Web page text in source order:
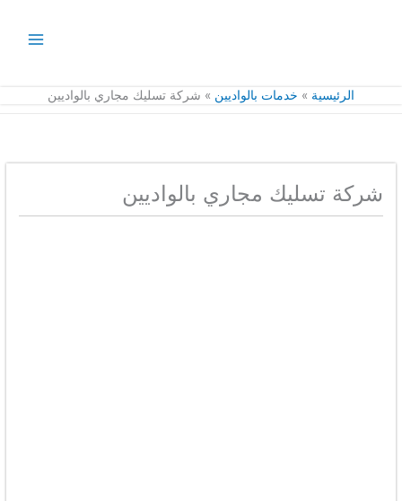
الرئيسية خدمات بالواديين شركة تسليك مجاري بالواديين
شركة تسليك مجاري بالواديين